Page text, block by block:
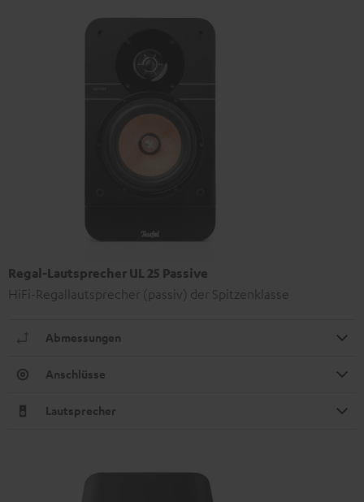
Regal-Lautsprecher UL 25 Passive
HiFi-Regallautsprecher (passiv) der Spitzenklasse
Abmessungen
Anschlüsse
Lautsprecher